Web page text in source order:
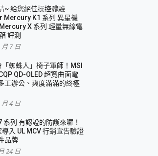
~ 給您絕佳操控體驗
Mercury K1 系列 異星機
X 系列 輕量無線電
評測
月 7 日
「蜘蛛人」椅子軍師！MSI
QD-OLED 超寬曲面電
工辦公、爽度滿滿的終極
月 4 日
系列 有認證的防護來囉！
入 UL MCV 行銷宣告驗證
品牌
24 日